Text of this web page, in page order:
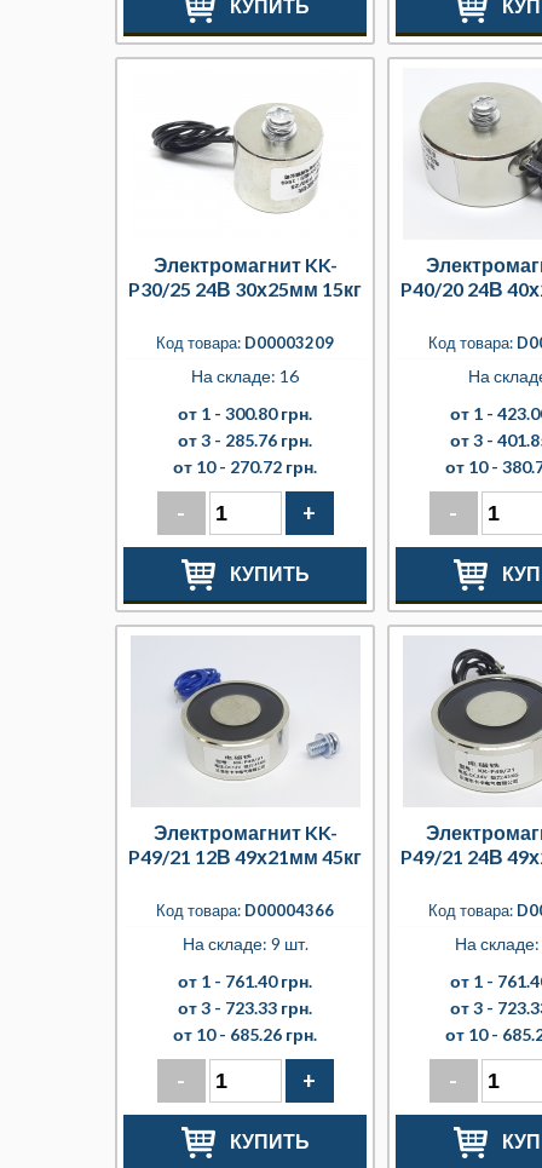
КУПИТЬ
Электромагнит KK-
P30/25 24В 30х25мм 15кг
Код товара: D00003209
На складе: 16
от 1 - 300.80 грн.
от 3 - 285.76 грн.
от 10 - 270.72 грн.
- +
КУПИТЬ
P40/20 24В
Код товара:
На
от 1 -
от 3 -
от 10 -
-
Электромагнит KK-
P49/21 12В 49х21мм 45кг
Код товара: D00004366
На складе: 9 шт.
от 1 - 761.40 грн.
от 3 - 723.33 грн.
от 10 - 685.26 грн.
- +
КУПИТЬ
P49/21 24В
Код товара:
На
от 1 -
от 3 -
от 10 -
-